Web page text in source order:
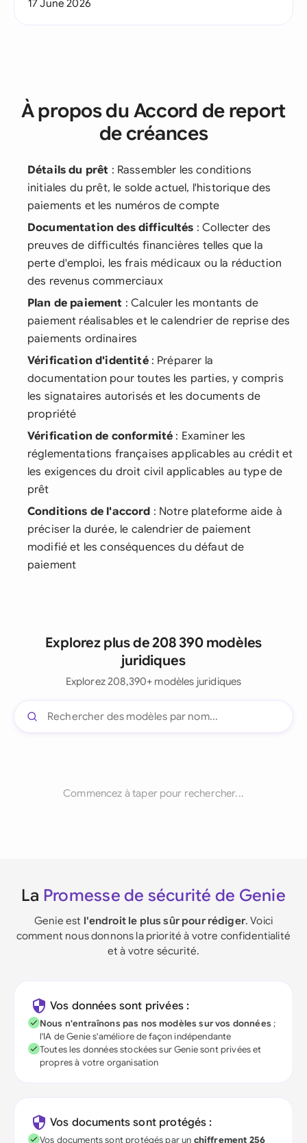
17 June 2026
À propos du Accord de report
de créances
Détails du prêt : Rassembler les conditions
initiales du prêt, le solde actuel, l'historique des
paiements et les numéros de compte
Documentation des difficultés : Collecter des
preuves de difficultés financières telles que la
perte d'emploi, les frais médicaux ou la réduction
des revenus commerciaux
Plan de paiement : Calculer les montants de
paiement réalisables et le calendrier de reprise des
paiements ordinaires
Vérification d'identité: Préparer la
documentation pour toutes les parties, y compris
les signataires autorisés et les documents de
propriété
Vérification de conformité : Examiner les
réglementations françaises applicables au crédit et
les exigences du droit civil applicables au type de
prêt
Conditions de l'accord : Notre plateforme aide à
préciser la durée, le calendrier de paiement
modifié et les conséquences du défaut de
paiement
Explorez plus de 208 390 modèles
juridiques
Explorez 208,390+ modèles juridiques
Commencez à taper pour rechercher...
La Promesse de sécurité de Genie
Genie est l'endroit le plus sûr pour rédiger. Voici
comment nous donnons la priorité à votre confidentialité
et à votre sécurité.
Vos données sont privées :
Nous n'entraînons pas nos modèles sur vos données ;
l'IA de Genie s'améliore de façon indépendante
Toutes les données stockées sur Genie sont privées et
propres à votre organisation
Vos documents sont protégés :
Vos documents sont protégés par un chiffrement 256